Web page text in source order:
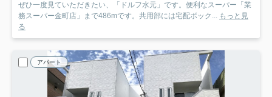
ぜひ一度見ていただきたい、「ドルフ水元」です。便利なスーパー「業
務スーパー金町店」まで486mです。共用部には宅配ボック... もっと見
る
アパート